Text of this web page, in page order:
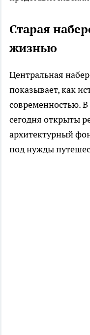
Старая
жизнью
Центральная
показывает, как
современностью.
сегодня открыты
архитектурный
под нужды